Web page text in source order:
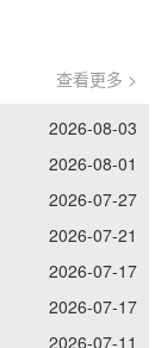
查看更多 >
2026-08-03
2026-08-01
2026-07-27
2026-07-21
2026-07-17
2026-07-17
2026-07-11